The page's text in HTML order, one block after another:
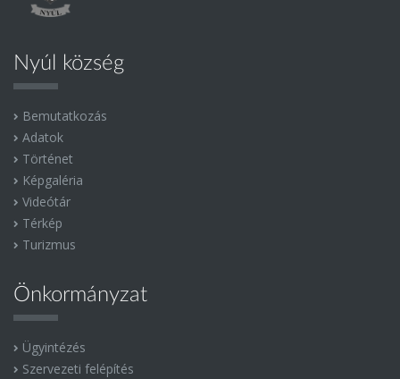
Nyúl község
Bemutatkozás
Adatok
Történet
Képgaléria
Videótár
Térkép
Turizmus
Önkormányzat
Ügyintézés
Szervezeti felépítés